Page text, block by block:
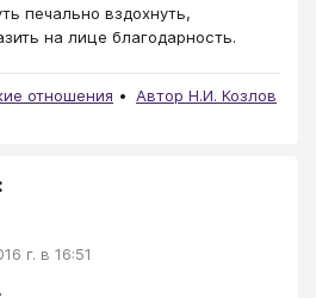
печально вздохнуть,
на лице благодарность.
отношения Автор Н.И. Козлов
г. в 16:51